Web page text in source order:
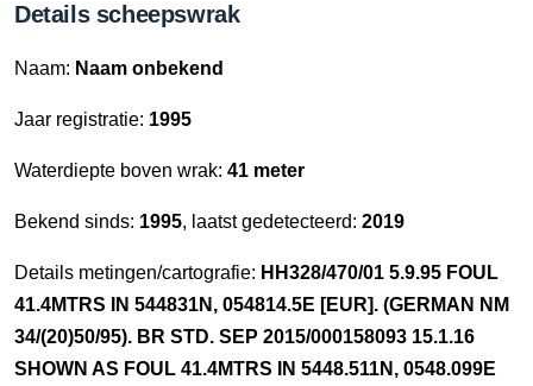
Details scheepswrak
Naam: Naam onbekend
Jaar registratie: 1995
Waterdiepte boven wrak: 41 meter
Bekend sinds: 1995, laatst gedetecteerd: 2019
Details metingen/cartografie: HH328/470/01 5.9.95 FOUL
41.4MTRS IN 544831N, 054814.5E [EUR]. (GERMAN NM
34/(20)50/95). BR STD. SEP 2015/000158093 15.1.16
SHOWN AS FOUL 41.4MTRS IN 5448.511N, 0548.099E